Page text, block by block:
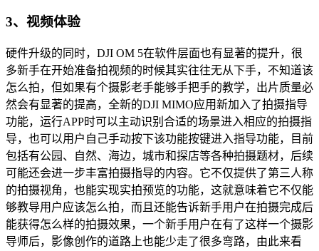
3、视频体验
硬件升级的同时，DJI OM 5在软件层面也有显著的提升，很
多新手在开始准备拍视频的时候其实往往无从下手，不知道该
怎么拍，但如果有个摄影老手能够手把手的教学，出片质量必
然会有显著的提高，全新的DJI MIMO应用新加入了拍摄指导
功能，运行APP时可以主动识别合适的场景进入相应的拍摄指
导，也可以用户自己手动按下该功能按键进入指导功能，目前
包括有公园、自然、海边，城市和探店等各种拍摄题材，后续
可能还会进一步丰富拍摄指导的内容。它不仅提供了第三人称
的拍摄视角，也能实现实拍预览的功能，这就意味着它不仅能
够教导用户应该怎么拍，而且还能告诉新手用户在拍摄完成后
能获得怎么样的拍摄效果，一个新手用户在有了这样一个摄影
导师后，影像创作的道路上也能少走了很多弯路，由此来看